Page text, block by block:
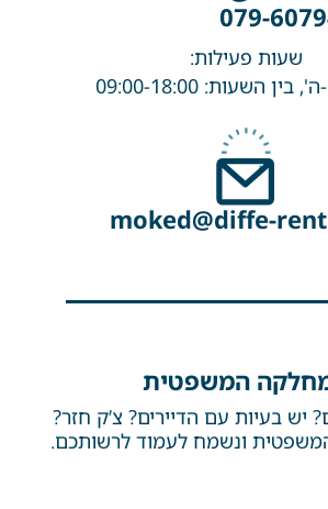
079-
שעות פעילות:
השעות: 09:00-18:00
moked@diffe-
המשפטית
יש בעיות עם הדיירים? צ’ק חזר?
ונשמח לעמוד לרשותכם.